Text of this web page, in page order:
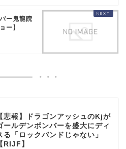
ー鬼龍院
ー】
【悲報】ドラゴンアッシュのKjが
ールデンボンバーを盛大にディ
る「ロックバンドじゃない」
【RIJF】